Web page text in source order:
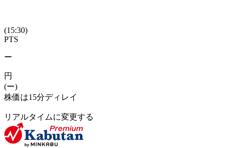
(15:30)
PTS
ー
円
(ー)
株価は15分ディレイ
リアルタイムに変更する